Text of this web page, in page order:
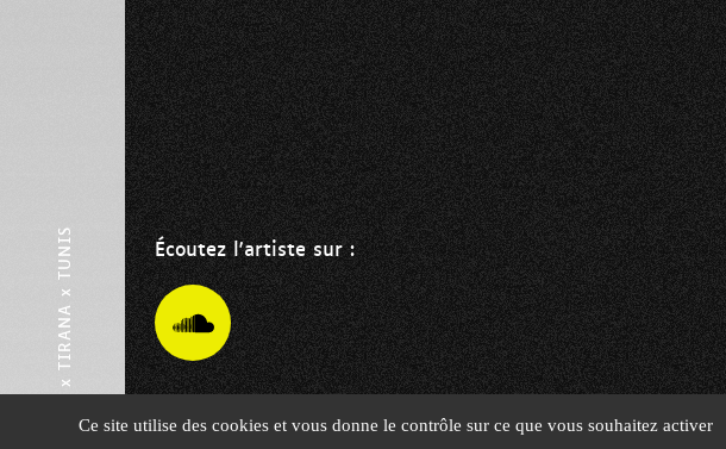
PARIS x TIRANA x TUNIS Écoutez l'artiste sur :
Ce site utilise des cookies et vous donne le contrôle sur ce que vous souhaitez activer